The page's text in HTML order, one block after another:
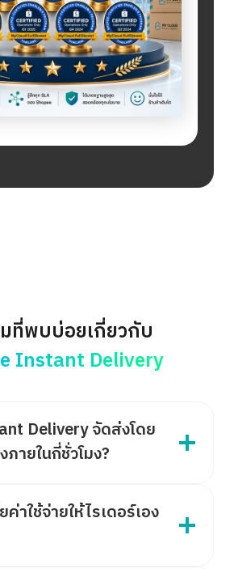
ที่พบบ่อยเกี่ยวกับ
Instant Delivery
Delivery จัดส่งโดย
ภายในกี่ชั่วโมง?
าใช้จ่ายให้ไรเดอร์เอง